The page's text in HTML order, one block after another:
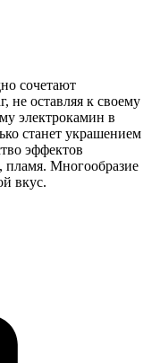
сочетают
не оставляя к своему
электрокамин в
станет украшением
эффектов
пламя. Многообразие
вкус.